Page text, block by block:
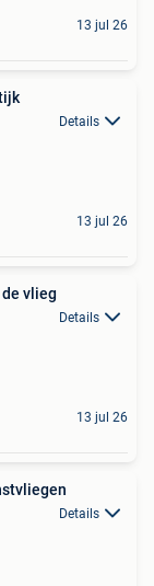
13 jul 26
Details
13 jul 26
vlieg
Details
13 jul 26
Details